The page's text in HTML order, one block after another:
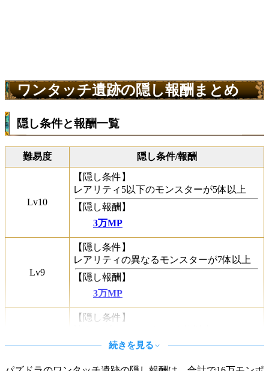
ワンタッチ遺跡の隠し報酬まとめ
隠し条件と報酬一覧
難易度 隠し条件/報酬
Lv10
【隠し条件】
レアリティ5以下のモンスターが5体以上
【隠し報酬】
3万MP
Lv9
【隠し条件】
レアリティの異なるモンスターが7体以上
【隠し報酬】
3万MP
Lv8
【隠し条件】
【隠し報酬】
2万MP
続きを見る